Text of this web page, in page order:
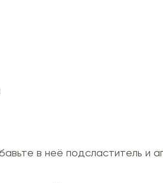
в неё подсластитель и